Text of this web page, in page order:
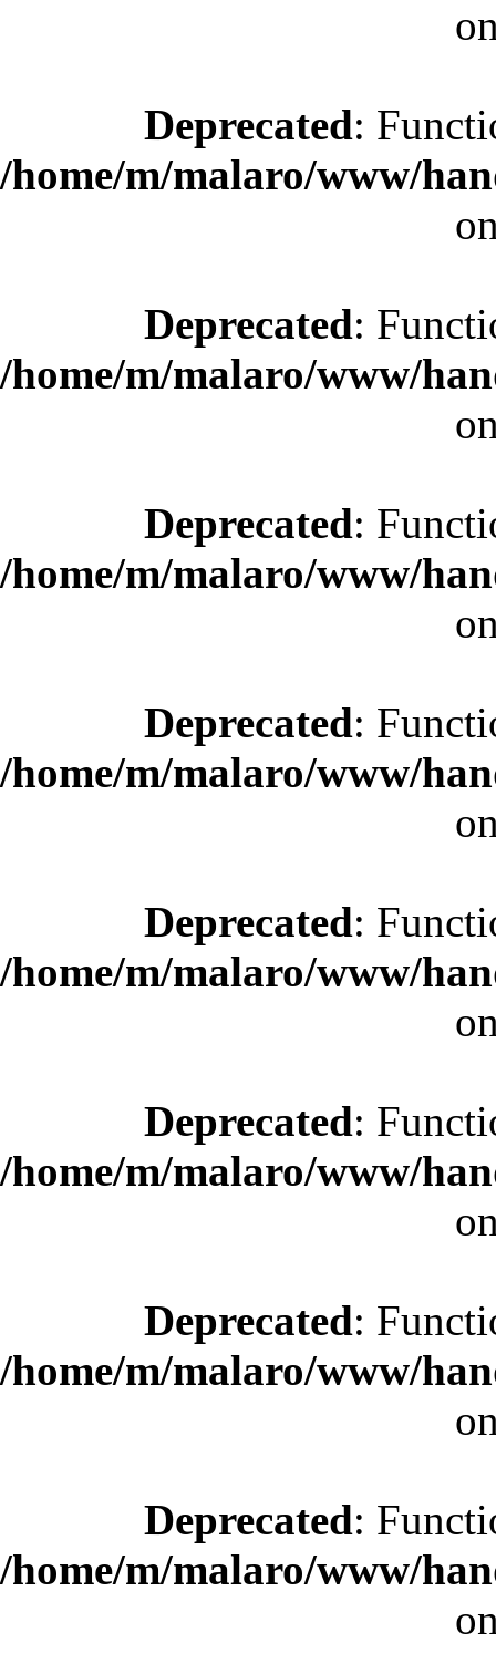
Deprecated:
/home/m/malaro/www/
Deprecated:
/home/m/malaro/www/
Deprecated:
/home/m/malaro/www/
Deprecated:
/home/m/malaro/www/
Deprecated:
/home/m/malaro/www/
Deprecated:
/home/m/malaro/www/
Deprecated:
/home/m/malaro/www/
Deprecated:
/home/m/malaro/www/